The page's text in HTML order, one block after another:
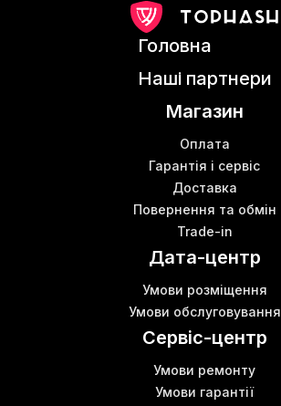
Головна
Наші партнери
Магазин
Оплата
Гарантія і сервіс
Доставка
Повернення та обмін
Trade-in
Дата-центр
Умови розміщення
Умови обслуговування
Сервіс-центр
Умови ремонту
Умови гарантії